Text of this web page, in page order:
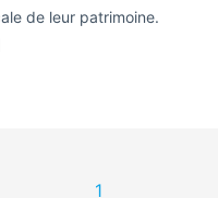
de leur patrimoine.
1